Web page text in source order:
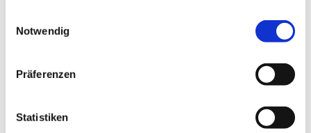
Notwendig
Präferenzen
Statistiken